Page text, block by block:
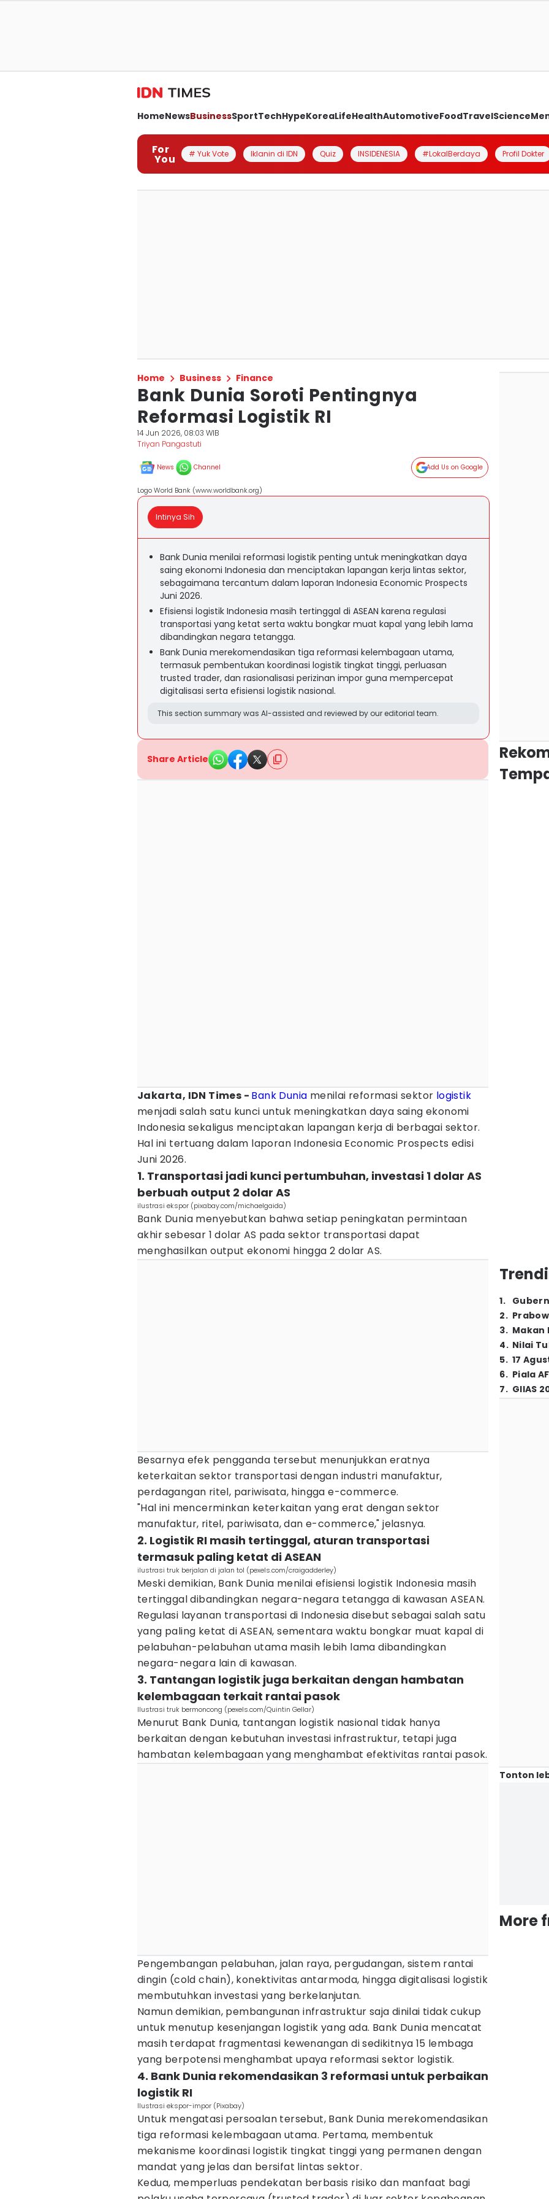
HomeNewsBusinessSportTechHypeKoreaLifeHealthAutomotiveFoodTravelScience
For
You # Yuk Vote Iklanin di IDN Quiz INSIDENESIA #LokalBerdaya Profil Dokter
Home Business Finance
Bank Dunia Soroti Pentingnya
Reformasi Logistik RI
14 Jun 2026, 08:03 WIB
Triyan Pangastuti
News Channel Add Us on Google
Logo World Bank (www.worldbank.org)
Intinya Sih
Bank Dunia menilai reformasi logistik penting untuk meningkatkan daya
saing ekonomi Indonesia dan menciptakan lapangan kerja lintas sektor,
sebagaimana tercantum dalam laporan Indonesia Economic Prospects
Juni 2026.
Efisiensi logistik Indonesia masih tertinggal di ASEAN karena regulasi
transportasi yang ketat serta waktu bongkar muat kapal yang lebih lama
dibandingkan negara tetangga.
Bank Dunia merekomendasikan tiga reformasi kelembagaan utama,
termasuk pembentukan koordinasi logistik tingkat tinggi, perluasan
trusted trader, dan rasionalisasi perizinan impor guna mempercepat
digitalisasi serta efisiensi logistik nasional.
This section summary was AI-assisted and reviewed by our editorial team.
Share Article
Jakarta, IDN Times - Bank Dunia menilai reformasi sektor logistik
menjadi salah satu kunci untuk meningkatkan daya saing ekonomi
Indonesia sekaligus menciptakan lapangan kerja di berbagai sektor.
Hal ini tertuang dalam laporan Indonesia Economic Prospects edisi
Juni 2026.
1. Transportasi jadi kunci pertumbuhan, investasi 1 dolar AS
berbuah output 2 dolar AS
ilustrasi ekspor (pixabay.com/michaelgaida)
Bank Dunia menyebutkan bahwa setiap peningkatan permintaan
akhir sebesar 1 dolar AS pada sektor transportasi dapat
menghasilkan output ekonomi hingga 2 dolar AS.
Besarnya efek pengganda tersebut menunjukkan eratnya
keterkaitan sektor transportasi dengan industri manufaktur,
perdagangan ritel, pariwisata, hingga e-commerce.
"Hal ini mencerminkan keterkaitan yang erat dengan sektor
manufaktur, ritel, pariwisata, dan e-commerce," jelasnya.
2. Logistik RI masih tertinggal, aturan transportasi
termasuk paling ketat di ASEAN
ilustrasi truk berjalan di jalan tol (pexels.com/craigadderley)
Meski demikian, Bank Dunia menilai efisiensi logistik Indonesia masih
tertinggal dibandingkan negara-negara tetangga di kawasan ASEAN.
Regulasi layanan transportasi di Indonesia disebut sebagai salah satu
yang paling ketat di ASEAN, sementara waktu bongkar muat kapal di
pelabuhan-pelabuhan utama masih lebih lama dibandingkan
negara-negara lain di kawasan.
3. Tantangan logistik juga berkaitan dengan hambatan
kelembagaan terkait rantai pasok
Ilustrasi truk bermoncong (pexels.com/Quintin Gellar)
Menurut Bank Dunia, tantangan logistik nasional tidak hanya
berkaitan dengan kebutuhan investasi infrastruktur, tetapi juga
hambatan kelembagaan yang menghambat efektivitas rantai pasok.
Pengembangan pelabuhan, jalan raya, pergudangan, sistem rantai
dingin (cold chain), konektivitas antarmoda, hingga digitalisasi logistik
membutuhkan investasi yang berkelanjutan.
Namun demikian, pembangunan infrastruktur saja dinilai tidak cukup
untuk menutup kesenjangan logistik yang ada. Bank Dunia mencatat
masih terdapat fragmentasi kewenangan di sedikitnya 15 lembaga
yang berpotensi menghambat upaya reformasi sektor logistik.
4. Bank Dunia rekomendasikan 3 reformasi untuk perbaikan
logistik RI
Ilustrasi ekspor-impor (Pixabay)
Untuk mengatasi persoalan tersebut, Bank Dunia merekomendasikan
tiga reformasi kelembagaan utama. Pertama, membentuk
mekanisme koordinasi logistik tingkat tinggi yang permanen dengan
mandat yang jelas dan bersifat lintas sektor.
Kedua, memperluas pendekatan berbasis risiko dan manfaat bagi
1.
2.
3. Makan
4. Nilai
5. 17
6. Piala
7. GIIAS
Tonton
More